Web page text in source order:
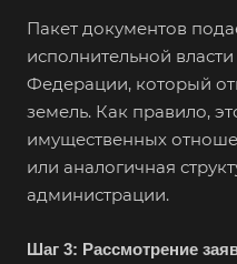
Пакет документов
исполнительной
Федерации, который
земель. Как правило,
имущественных
или аналогичная
администрации.
Шаг 3: Рассмотрение